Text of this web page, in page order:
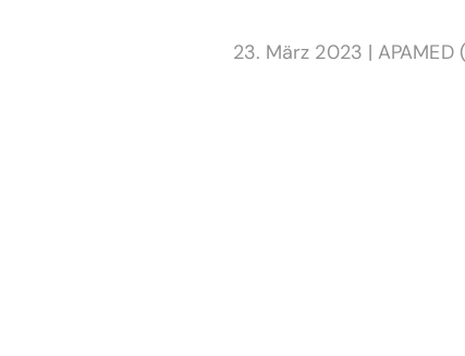
23. März 2023 |APAMED